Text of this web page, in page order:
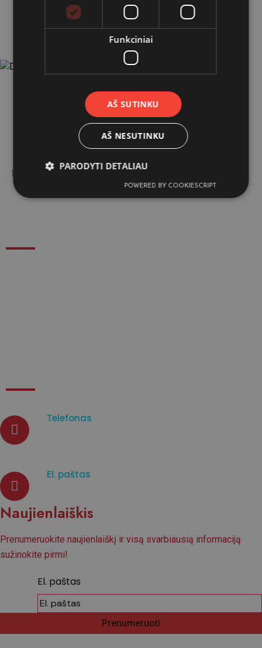
Pasirūpinkite savo ir artimųjų apsauga jau šiandien.
Individualūs draudimo sprendimai, geriausia kainos ir
kokybės garantija.
Telefonas
El. paštas
Naujienlaiškis
Prenumeruokite naujienlaiškį ir visą svarbiausią informaciją
sužinokite pirmi!
El. paštas
Funkciniai
AŠ SUTINKU
AŠ NESUTINKU
PARODYTI DETALIAU
POWERED BY COOKIESCRIPT